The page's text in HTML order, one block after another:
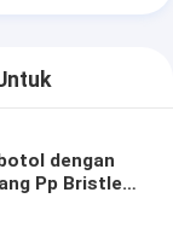
dengan
Pp Bristles